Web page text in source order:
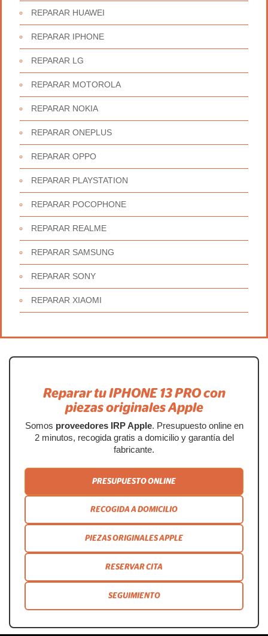
REPARAR HUAWEI
REPARAR IPHONE
REPARAR LG
REPARAR MOTOROLA
REPARAR NOKIA
REPARAR ONEPLUS
REPARAR OPPO
REPARAR PLAYSTATION
REPARAR POCOPHONE
REPARAR REALME
REPARAR SAMSUNG
REPARAR SONY
REPARAR XIAOMI
Reparar tu IPHONE 13 PRO con
piezas originales Apple
Somos proveedores IRP Apple. Presupuesto online en
2 minutos, recogida gratis a domicilio y garantía del
fabricante.
PRESUPUESTO ONLINE
RECOGIDA A DOMICILIO
PIEZAS ORIGINALES APPLE
RESERVAR CITA
SEGUIMIENTO